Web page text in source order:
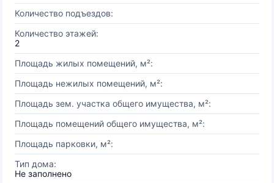
Количество подъездов:
Количество этажей:
2
Площадь жилых помещений, м²:
Площадь нежилых помещений, м²:
Площадь зем. участка общего имущества, м²:
Площадь помещений общего имущества, м²:
Площадь парковки, м²:
Тип дома:
Не заполнено